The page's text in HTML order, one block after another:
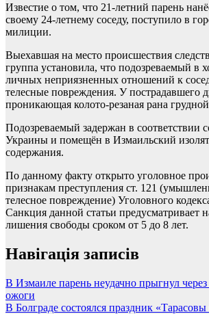
Известие о том, что 21-летний парень
своему 24-летнему соседу, поступило в
милиции.
Выехавшая на место происшествия
группа установила, что подозреваемый в
личных неприязненных отношений к
телесные повреждения. У пострадавшего
проникающая колото-резаная рана
Подозреваемый задержан в соответствии
Украины и помещён в Измаильский
содержания.
По данному факту открыто уголовное
признакам преступления ст. 121
телесное повреждение) Уголовного
Санкция данной статьи предусматривает
лишения свободы сроком от 5 до 8 лет.
Навігація записів
В Измаиле парень неудачно прыгнул
ожоги
В Болграде состоялся праздник